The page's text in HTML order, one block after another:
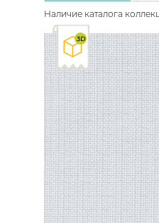
ПОМЕЩЕНИЕ
Кабинет
Коридор
Спальня
Детская
Все типы помещений
ЦВЕТА
Наличие каталога